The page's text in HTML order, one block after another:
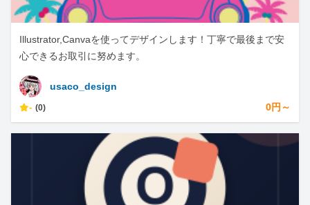
Illustrator,Canvaを使ってデザインします！丁寧で最後まで安
心できるお取引に努めます。
usaco_design
- (0) 0円～